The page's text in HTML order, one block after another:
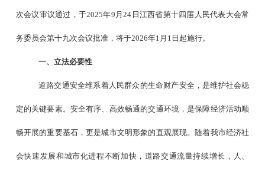
次会议审议通过，于2025年9 月24 日江西省第十四届人民代表大会常
务委员会第十九次会议批准，将于2026年1 月 1 日起施行。
一、立法必要性
道路交通安全维系着人民群众的生命财产安全，是维护社会稳
定的关键要素。安全有序、高效畅通的交通环境，是保障经济活动顺
畅开展的重要基石，更是城市文明形象的直观展现。随着我市经济社
会快速发展和城市化进程不断加快，道路交通流量持续增长，人、